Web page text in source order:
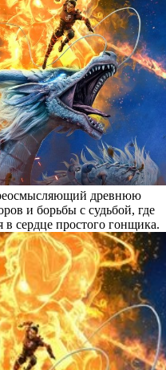
древнюю
и борьбы с судьбой, где
в сердце простого гонщика.